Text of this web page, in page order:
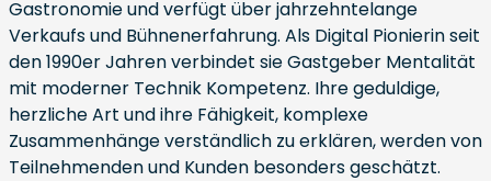
Gastronomie und verfügt über jahrzehntelange
Verkaufs und Bühnenerfahrung. Als Digital Pionierin seit
den 1990er Jahren verbindet sie Gastgeber Mentalität
mit moderner Technik Kompetenz. Ihre geduldige,
herzliche Art und ihre Fähigkeit, komplexe
Zusammenhänge verständlich zu erklären, werden von
Teilnehmenden und Kunden besonders geschätzt.